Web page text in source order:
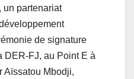
un partenariat
de signature
DER-FJ, au Point E à
Aïssatou Mbodji,